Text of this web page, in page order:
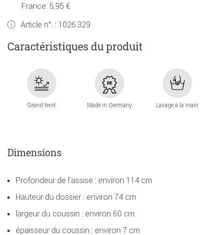
France: 5,95 €
Article n°. : 1026.329
Caractéristiques du produit
Grand teint Made in Germany Lavage à la main
Dimensions
Profondeur de l'assise : environ 114 cm
Hauteur du dossier : environ 74 cm
largeur du coussin : environ 60 cm
épaisseur du coussin : environ 7 cm